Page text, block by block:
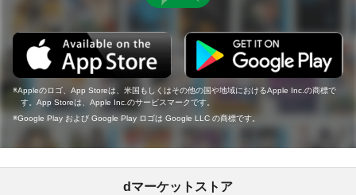
Appleのロゴ、App Storeは、米国もしくはその他の国や地域におけるApple Inc.の商標で
す。App Storeは、Apple Inc.のサービスマークです。
Google Play および Google Play ロゴは Google LLC の商標です。
dマーケットストア